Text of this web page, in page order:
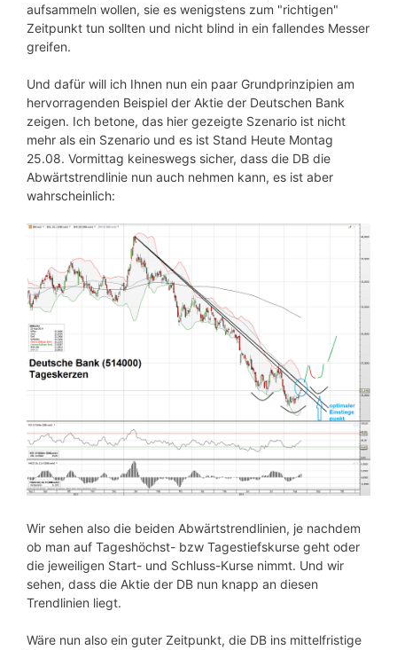
aufsammeln wollen, sie es wenigstens zum "richtigen"
Zeitpunkt tun sollten und nicht blind in ein fallendes Messer
greifen.
Und dafür will ich Ihnen nun ein paar Grundprinzipien am
hervorragenden Beispiel der Aktie der Deutschen Bank
zeigen. Ich betone, das hier gezeigte Szenario ist nicht
mehr als ein Szenario und es ist Stand Heute Montag
25.08. Vormittag keineswegs sicher, dass die DB die
Abwärtstrendlinie nun auch nehmen kann, es ist aber
wahrscheinlich:
Wir sehen also die beiden Abwärtstrendlinien, je nachdem
ob man auf Tageshöchst- bzw Tagestiefskurse geht oder
die jeweiligen Start- und Schluss-Kurse nimmt. Und wir
sehen, dass die Aktie der DB nun knapp an diesen
Trendlinien liegt.
Wäre nun also ein guter Zeitpunkt, die DB ins mittelfristige